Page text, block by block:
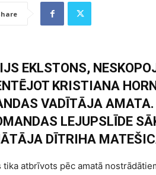
EKLSTONS,
KRISTIANA
VADĪTĀJA
LEJUPSLĪDE
DĪTRIHA
tika atbrīvots pēc amatā